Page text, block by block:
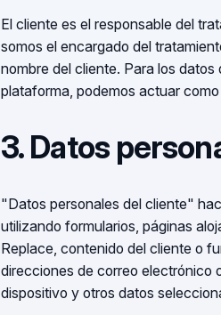
El cliente es el responsable del
somos el encargado del
nombre del cliente. Para los
plataforma, podemos actuar
3. Datos
"Datos personales del cliente"
utilizando formularios, páginas
Replace, contenido del cliente o
direcciones de correo electrónico
dispositivo y otros datos